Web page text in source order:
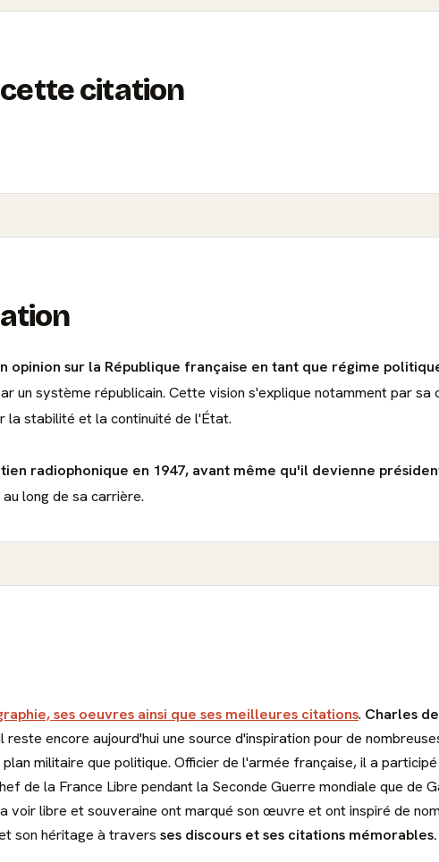
citation
sur la République française en tant que régime
un système républicain. Cette vision s'explique notamment par
la stabilité et la continuité de l'État.
radiophonique en 1947, avant même qu'il devienne
long de sa carrière.
ses oeuvres ainsi que ses meilleures citations. Charles
reste encore aujourd'hui une source d'inspiration pour de
militaire que politique. Officier de l'armée française, il a
de la France Libre pendant la Seconde Guerre mondiale que de
voir libre et souveraine ont marqué son œuvre et ont inspiré de
son héritage à travers ses discours et ses citations mémorables.